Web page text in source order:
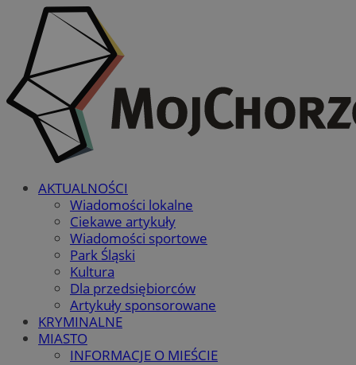
AKTUALNOŚCI
Wiadomości lokalne
Ciekawe artykuły
Wiadomości sportowe
Park Śląski
Kultura
Dla przedsiębiorców
Artykuły sponsorowane
KRYMINALNE
MIASTO
INFORMACJE O MIEŚCIE